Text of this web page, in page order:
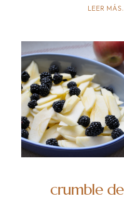
LEER
crumble